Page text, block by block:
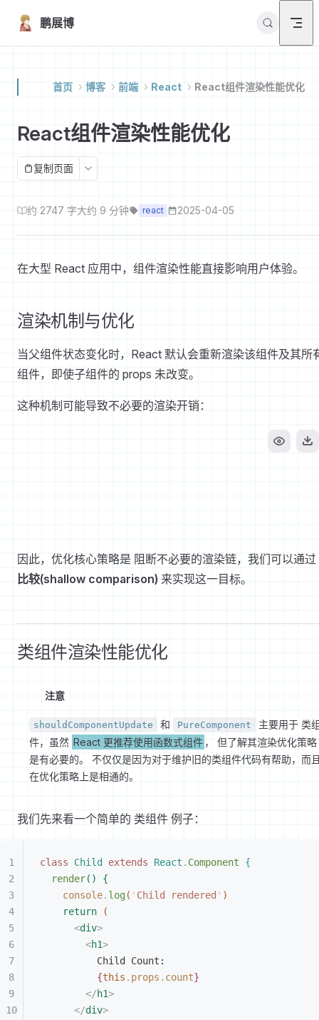
Skip to content
鹏展博
首页 博客 前端 React React组件渲染性能优化
React组件渲染性能优化
复制页面
约 2747 字大约 9 分钟 react 2025-04-05
在大型 React 应用中，组件渲染性能直接影响用户体验。
渲染机制与优化
当父组件状态变化时，React 默认会重新渲染该组件及其所
组件，即使子组件的 props 未改变。
这种机制可能导致不必要的渲染开销：
因此，优化核心策略是 阻断不必要的渲染链，我们可以通过
比较(shallow comparison) 来实现这一目标。
类组件渲染性能优化
注意
shouldComponentUpdate 和 PureComponent
主要用于 类
件，虽然 React 更推荐使用函数式组件 ， 但了解其渲染优化策略
是有必要的。 不仅仅是因为对于维护旧的类组件代码有帮助，而
在优化策略上是相通的。
我们先来看一个简单的 类组件 例子：
class Child extends React . Component
{
render( )
{
console. log( ' Child rendered ' )
return
(
<div>
<h1>
Child Count:
{this . props . count}
</h1>
</div>